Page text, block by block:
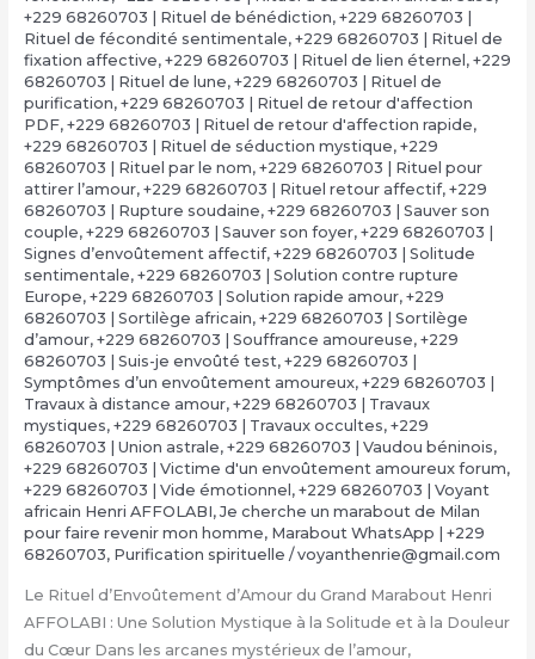
+229 68260703 | Rituel de bénédiction, +229 68260703 |
Rituel de fécondité sentimentale, +229 68260703 | Rituel de
fixation affective, +229 68260703 | Rituel de lien éternel , +229
68260703 | Rituel de lune, +229 68260703 | Rituel de
purification, +229 68260703 | Rituel de retour d'affection
PDF, +229 68260703 | Rituel de retour d'affection rapide,
+229 68260703 | Rituel de séduction mystique, +229
68260703 | Rituel par le nom, +229 68260703 | Rituel pour
attirer l’amour, +229 68260703 | Rituel retour affectif, +229
68260703 | Rupture soudaine, +229 68260703 | Sauver son
couple, +229 68260703 | Sauver son foyer, +229 68260703 |
Signes d’envoûtement affectif, +229 68260703 | Solitude
sentimentale, +229 68260703 | Solution contre rupture
Europe, +229 68260703 | Solution rapide amour, +229
68260703 | Sortilège africain, +229 68260703 | Sortilège
d’amour, +229 68260703 | Souffrance amoureuse, +229
68260703 | Suis-je envoûté test, +229 68260703 |
Symptômes d’un envoûtement amoureux, +229 68260703 |
Travaux à distance amour, +229 68260703 | Travaux
mystiques, +229 68260703 | Travaux occultes, +229
68260703 | Union astrale, +229 68260703 | Vaudou béninois,
+229 68260703 | Victime d'un envoûtement amoureux forum,
+229 68260703 | Vide émotionnel , +229 68260703 | Voyant
africain Henri AFFOLABI, Je cherche un marabout de Milan
pour faire revenir mon homme, Marabout WhatsApp | +229
68260703, Purification spirituelle /voyanthenrie@gmail.com
Le Rituel d’Envoûtement d’Amour du Grand Marabout Henri
AFFOLABI : Une Solution Mystique à la Solitude et à la Douleur
du Cœur Dans les arcanes mystérieux de l’amour,